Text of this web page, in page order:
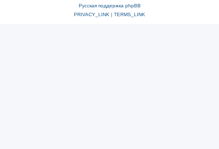
Русская поддержка phpBB
PRIVACY_LINK | TERMS_LINK